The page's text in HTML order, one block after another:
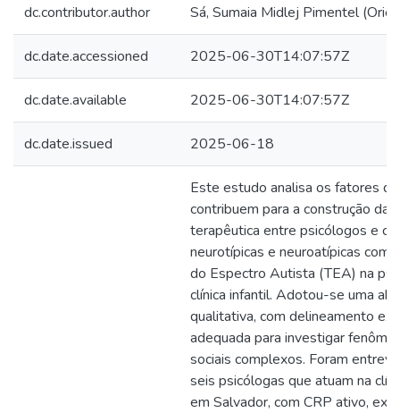
dc.contributor.author Sá, Sumaia Midlej Pimentel
dc.date.accessioned 2025-06-30T14:07:57Z
dc.date.available 2025-06-30T14:07:57Z
dc.date.issued 2025-06-18
Este estudo analisa os fatores
contribuem para a construção da
terapêutica entre psicólogos e
neurotípicas e neuroatípicas com
do Espectro Autista (TEA) na
clínica infantil. Adotou-se uma
qualitativa, com delineamento
adequada para investigar
sociais complexos. Foram
seis psicólogas que atuam na
em Salvador, com CRP ativo,